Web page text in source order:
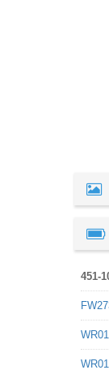
451-